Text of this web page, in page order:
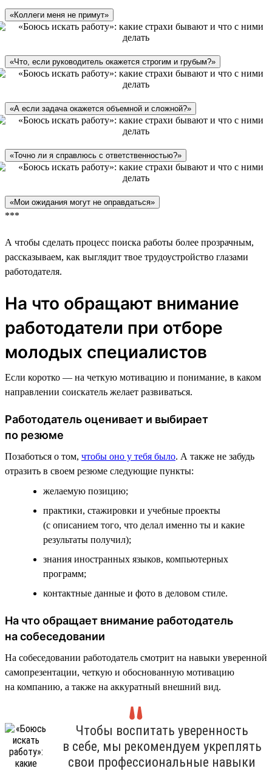
«Коллеги меня не примут»
«Что, если руководитель окажется строгим и грубым?»
«А если задача окажется объемной и сложной?»
«Точно ли я справлюсь с ответственностью?»
«Мои ожидания могут не оправдаться»
***
А чтобы сделать процесс поиска работы более прозрачным,
рассказываем, как выглядит твое трудоустройство глазами
работодателя.
На что обращают внимание
работодатели при отборе
молодых специалистов
Если коротко — на четкую мотивацию и понимание, в каком
направлении соискатель желает развиваться.
Работодатель оценивает и выбирает
по резюме
Позаботься о том, чтобы оно у тебя было. А также не забудь
отразить в своем резюме следующие пункты:
желаемую позицию;
практики, стажировки и учебные проекты
(с описанием того, что делал именно ты и какие
результаты получил);
знания иностранных языков, компьютерных
программ;
контактные данные и фото в деловом стиле.
На что обращает внимание работодатель
на собеседовании
На собеседовании работодатель смотрит на навыки уверенной
самопрезентации, четкую и обоснованную мотивацию
на компанию, а также на аккуратный внешний вид.
Чтобы воспитать уверенность
в себе, мы рекомендуем укреплять
свои профессиональные навыки